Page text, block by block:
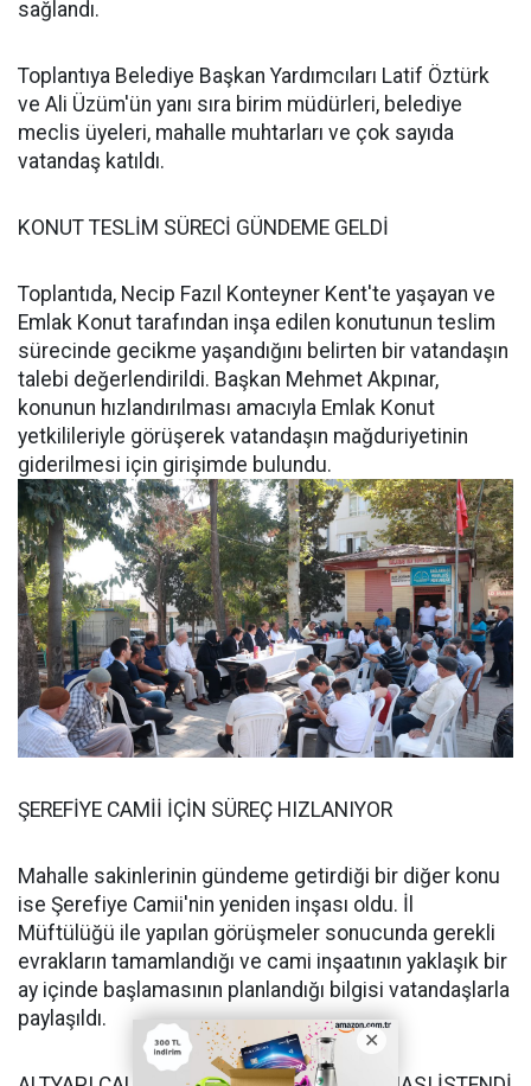
sağlandı.
Toplantıya Belediye Başkan Yardımcıları Latif Öztürk
ve Ali Üzüm'ün yanı sıra birim müdürleri, belediye
meclis üyeleri, mahalle muhtarları ve çok sayıda
vatandaş katıldı.
KONUT TESLİM SÜRECİ GÜNDEME GELDİ
Toplantıda, Necip Fazıl Konteyner Kent'te yaşayan ve
Emlak Konut tarafından inşa edilen konutunun teslim
sürecinde gecikme yaşandığını belirten bir vatandaşın
talebi değerlendirildi. Başkan Mehmet Akpınar,
konunun hızlandırılması amacıyla Emlak Konut
yetkilileriyle görüşerek vatandaşın mağduriyetinin
giderilmesi için girişimde bulundu.
ŞEREFİYE CAMİİ İÇİN SÜREÇ HIZLANIYOR
Mahalle sakinlerinin gündeme getirdiği bir diğer konu
ise Şerefiye Camii'nin yeniden inşası oldu. İl
Müftülüğü ile yapılan görüşmeler sonucunda gerekli
evrakların tamamlandığı ve cami inşaatının yaklaşık bir
ay içinde başlamasının planlandığı bilgisi vatandaşlarla
paylaşıldı.